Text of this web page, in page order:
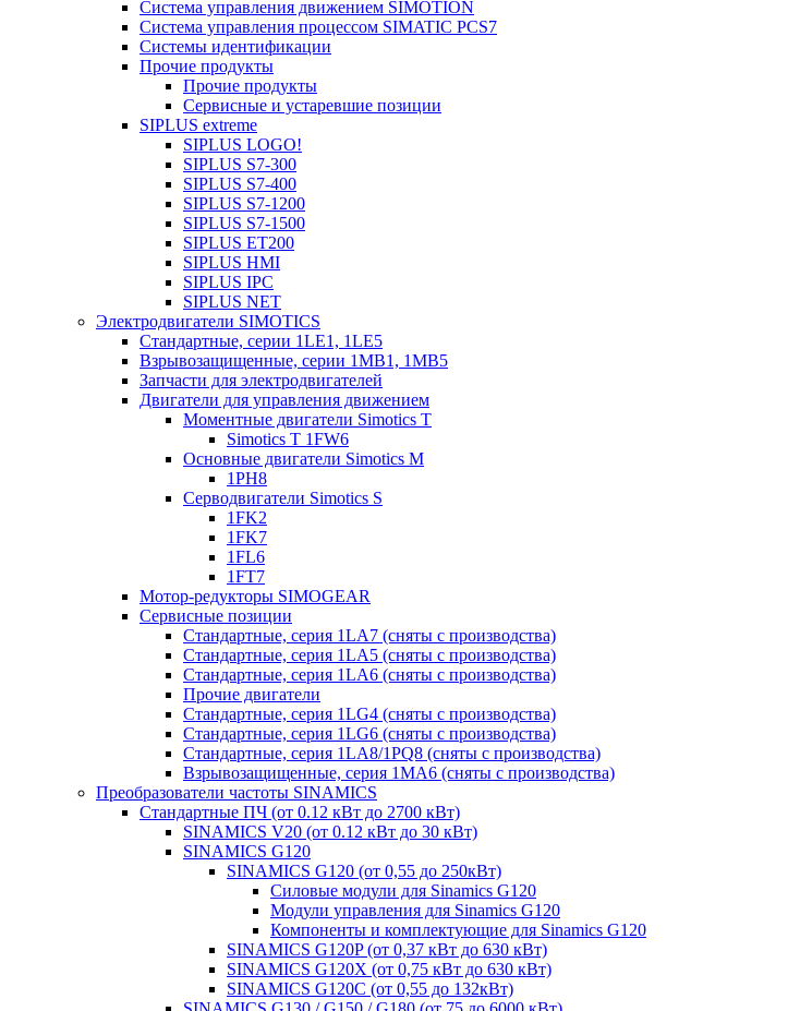
Система управления движением SIMOTION
Система управления процессом SIMATIC PCS7
Системы идентификации
Прочие продукты
Прочие продукты
Сервисные и устаревшие позиции
SIPLUS extreme
SIPLUS LOGO!
SIPLUS S7-300
SIPLUS S7-400
SIPLUS S7-1200
SIPLUS S7-1500
SIPLUS ET200
SIPLUS HMI
SIPLUS IPC
SIPLUS NET
Электродвигатели SIMOTICS
Стандартные, серии 1LE1, 1LE5
Взрывозащищенные, серии 1MB1, 1MB5
Запчасти для электродвигателей
Двигатели для управления движением
Моментные двигатели Simotics T
Simotics T 1FW6
Основные двигатели Simotics M
1PH8
Серводвигатели Simotics S
1FK2
1FK7
1FL6
1FT7
Мотор-редукторы SIMOGEAR
Сервисные позиции
Стандартные, серия 1LA7 (сняты с производства)
Стандартные, серия 1LA5 (сняты с производства)
Стандартные, серия 1LA6 (сняты с производства)
Прочие двигатели
Стандартные, серия 1LG4 (сняты с производства)
Стандартные, серия 1LG6 (сняты с производства)
Стандартные, серия 1LA8/1PQ8 (сняты с производства)
Взрывозащищенные, серия 1MA6 (сняты с производства)
Преобразователи частоты SINAMICS
Стандартные ПЧ (от 0.12 кВт до 2700 кВт)
SINAMICS V20 (от 0.12 кВт до 30 кВт)
SINAMICS G120
SINAMICS G120 (от 0,55 до 250кВт)
Силовые модули для Sinamics G120
Модули управления для Sinamics G120
Компоненты и комплектующие для Sinamics G120
SINAMICS G120P (от 0,37 кВт до 630 кВт)
SINAMICS G120X (от 0,75 кВт до 630 кВт)
SINAMICS G120C (от 0,55 до 132кВт)